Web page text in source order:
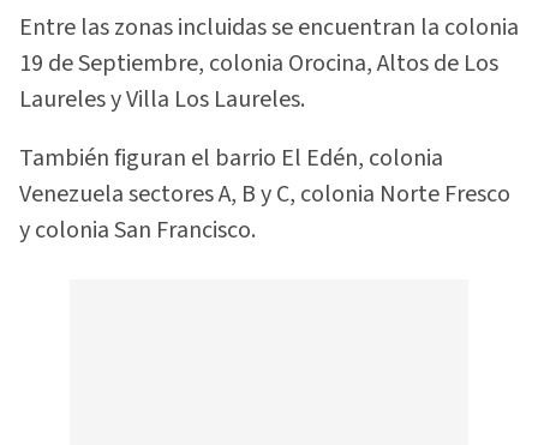
Entre las zonas incluidas se encuentran la colonia
19 de Septiembre, colonia Orocina, Altos de Los
Laureles y Villa Los Laureles.
También figuran el barrio El Edén, colonia
Venezuela sectores A, B y C, colonia Norte Fresco
y colonia San Francisco.